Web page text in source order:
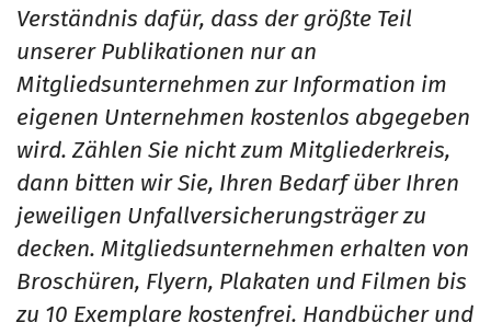
Verständnis dafür, dass der größte Teil
unserer Publikationen nur an
Mitgliedsunternehmen zur Information im
eigenen Unternehmen kostenlos abgegeben
wird. Zählen Sie nicht zum Mitgliederkreis,
dann bitten wir Sie, Ihren Bedarf über Ihren
jeweiligen Unfallversicherungsträger zu
decken. Mitgliedsunternehmen erhalten von
Broschüren, Flyern, Plakaten und Filmen bis
zu 10 Exemplare kostenfrei. Handbücher und